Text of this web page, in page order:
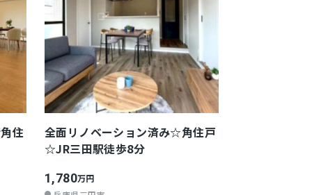
住
全面リノベーション済み☆角住戸
☆JR三田駅徒歩8分
1,780万円